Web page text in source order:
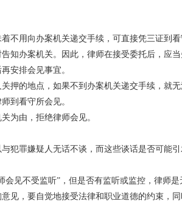
不用向办案机关递交手续，可直接凭三证到
知办案机关。因此，律师在接受委托后，应
安排会见事宜。
押的地点，如果不到办案机关递交手续，就
到看守所会见。
为由，拒绝律师会见。
犯罪嫌疑人无话不谈，而这些谈话是否可能引
见不受监听”，但是否有监听或监控，律师
见，要自觉地接受法律和职业道德的约束，